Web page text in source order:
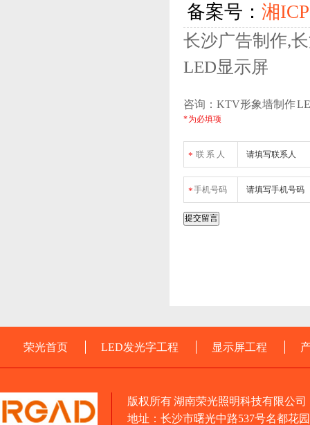
备案号：湘
长沙广告制作,
LED显示屏
咨询：KTV形象墙制作
* 为必填项
* 联 系 人
*手机号码
荣光首页 LED发光字工程 显示屏工程
版权所有 湖南荣光照明科技有限公
地址：长沙市曙光中路537号名都花